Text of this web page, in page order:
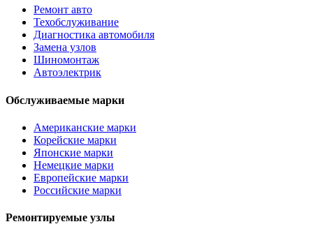
Ремонт авто
Техобслуживание
Диагностика автомобиля
Замена узлов
Шиномонтаж
Автоэлектрик
Обслуживаемые марки
Американские марки
Корейские марки
Японские марки
Немецкие марки
Европейские марки
Российские марки
Ремонтируемые узлы